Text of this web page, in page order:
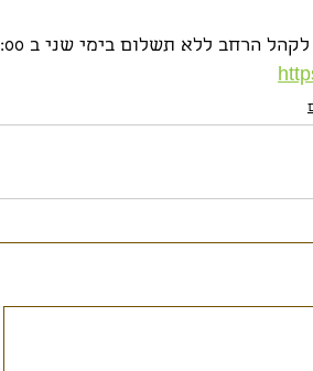
ללא תשלום בימי שני ב 13:00 - 14:00: